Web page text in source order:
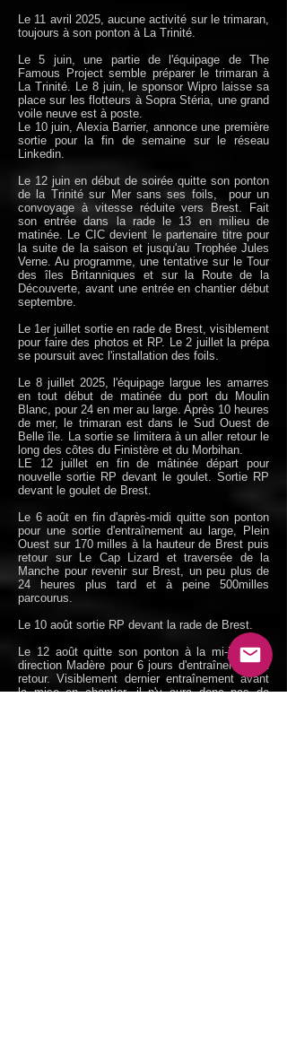
Le 11 avril 2025, aucune activité sur le trimaran,
toujours à son ponton à La Trinité.
Le 5 juin, une partie de l'équipage de The
Famous Project semble préparer le trimaran à
La Trinité. Le 8 juin, le sponsor Wipro laisse sa
place sur les flotteurs à Sopra Stéria, une grand
voile neuve est à poste.
Le 10 juin, Alexia Barrier, annonce une première
sortie pour la fin de semaine sur le réseau
Linkedin.
Le 12 juin en début de soirée quitte son ponton
de la Trinité sur Mer sans ses foils, pour un
convoyage à vitesse réduite vers Brest. Fait
son entrée dans la rade le 13 en milieu de
matinée. Le CIC devient le partenaire titre pour
la suite de la saison et jusqu'au Trophée Jules
Verne. Au programme, une tentative sur le Tour
des îles Britanniques et sur la Route de la
Découverte, avant une entrée en chantier début
septembre.
Le 1er juillet sortie en rade de Brest, visiblement
pour faire des photos et RP. Le 2 juillet la prépa
se poursuit avec l'installation des foils.
Le 8 juillet 2025, l'équipage largue les amarres
en tout début de matinée du port du Moulin
Blanc, pour 24 en mer au large. Après 10 heures
de mer, le trimaran est dans le Sud Ouest de
Belle île. La sortie se limitera à un aller retour le
long des côtes du Finistère et du Morbihan.
​LE 12 juillet en fin de mâtinée départ pour
nouvelle sortie RP devant le goulet. Sortie RP
devant le goulet de Brest.
Le 6 août en fin d'après-midi quitte son ponton
pour une sortie d'entraînement au large, Plein
Ouest sur 170 milles à la hauteur de Brest puis
retour sur Le Cap Lizard et traversée de la
Manche pour revenir sur Brest, un peu plus de
24 heures plus tard et à peine 500milles
parcourus.
Le 10 août sortie RP devant la rade de Brest.
Le 12 août quitte son ponton à la mi-journée,
direction Madère pour 6 jours d'entraînement et
retour. Visiblement dernier entraînement avant
la mise en chantier, il n'y aura donc pas de